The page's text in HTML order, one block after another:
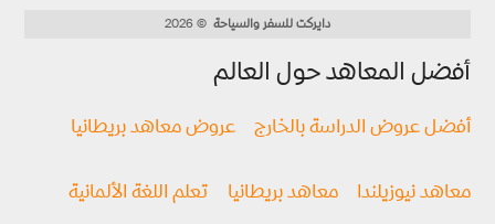
دايركت للسفر والسياحة © 2026
أفضل المعاهد حول العالم
أفضل عروض الدراسة بالخارج عروض معاهد بريطانيا
معاهد نيوزيلندا معاهد بريطانيا تعلم اللغة الألمانية